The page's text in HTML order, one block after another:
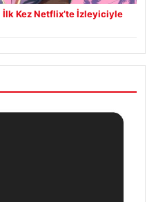
İlk Kez Netflix’te İzleyiciyle